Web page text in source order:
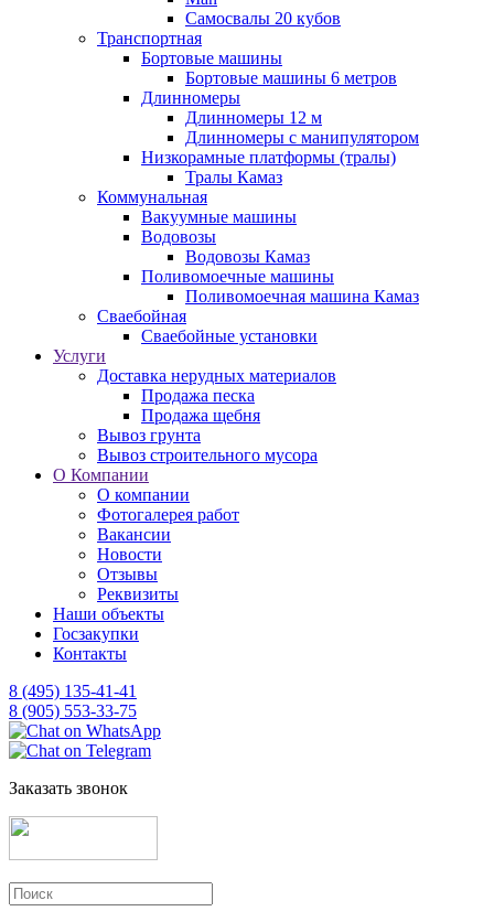
Самосвалы 20 кубов
Транспортная
Бортовые машины
Бортовые машины 6 метров
Длинномеры
Длинномеры 12 м
Длинномеры с манипулятором
Низкорамные платформы (тралы)
Тралы Камаз
Коммунальная
Вакуумные машины
Водовозы
Водовозы Камаз
Поливомоечные машины
Поливомоечная машина Камаз
Сваебойная
Сваебойные установки
Услуги
Доставка нерудных материалов
Продажа песка
Продажа щебня
Вывоз грунта
Вывоз строительного мусора
О Компании
О компании
Фотогалерея работ
Вакансии
Новости
Отзывы
Реквизиты
Наши объекты
Госзакупки
Контакты
8 (495) 135-41-41
8 (905) 553-33-75
Заказать звонок